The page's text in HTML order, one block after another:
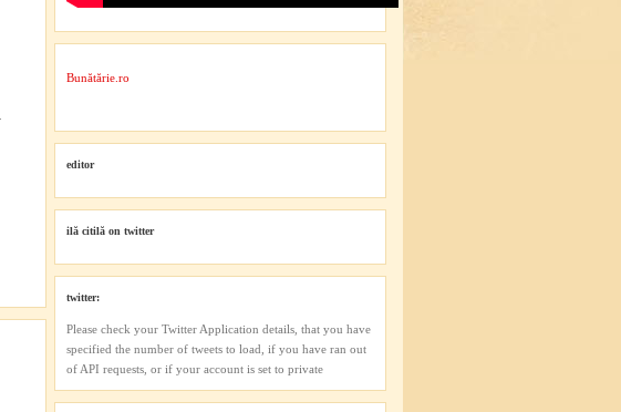
Bunătărie.ro
editor
ilă citilă on twitter
twitter:
Please check your Twitter Application details, that you have
specified the number of tweets to load, if you have ran out
of API requests, or if your account is set to private